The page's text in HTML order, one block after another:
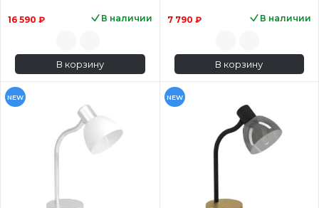
16 590 ₽ В наличии
В корзину
7 790 ₽ В наличии
В корзину
NEW NEW